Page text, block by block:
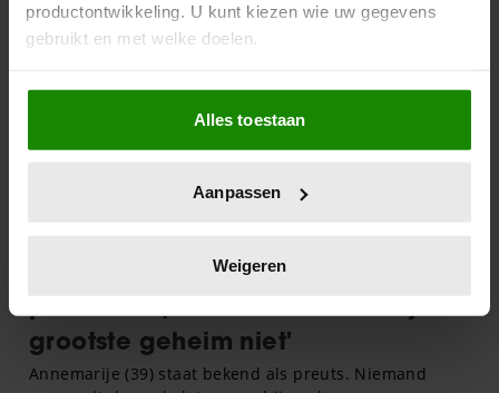
productontwikkeling. U kunt kiezen wie uw gegevens
gebruikt en met welke doelen.
Als u het toestaat, willen we ook graag:
Informatie verzamelen over uw geografische
locatie, die tot een paar meter nauwkeurig kan zijn
scannen op specifieke eigenschappen (fingerprinting)
verwerkt en stel uw voorkeuren in het
intrekken in de Cookieverklaring.
We gebruiken cookies om content en advertenties te
Alles toestaan
Aanpassen
Weigeren